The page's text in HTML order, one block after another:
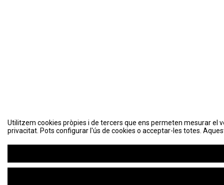
Utilitzem cookies pròpies i de tercers que ens permeten mesurar el
privacitat. Pots configurar l'ús de cookies o acceptar-les totes.